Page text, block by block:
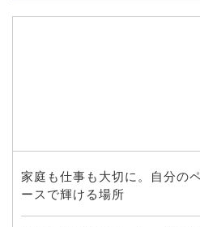
家庭も仕事も大切に。自分の
ースで輝ける場所